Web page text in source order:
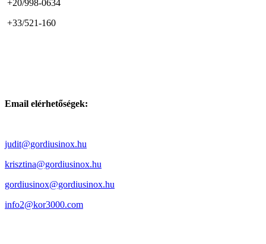
+20/998-0634
+33/521-160
Email elérhetőségek:
judit@gordiusinox.hu
krisztina@gordiusinox.hu
gordiusinox@gordiusinox.hu
info2@kor3000.com